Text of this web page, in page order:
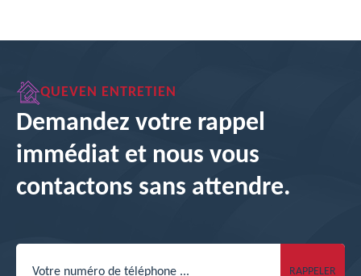
QUEVEN ENTRETIEN
Demandez votre rappel
immédiat et nous vous
contactons sans attendre.